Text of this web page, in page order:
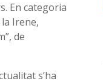
En categoria
Irene,
de
s’ha